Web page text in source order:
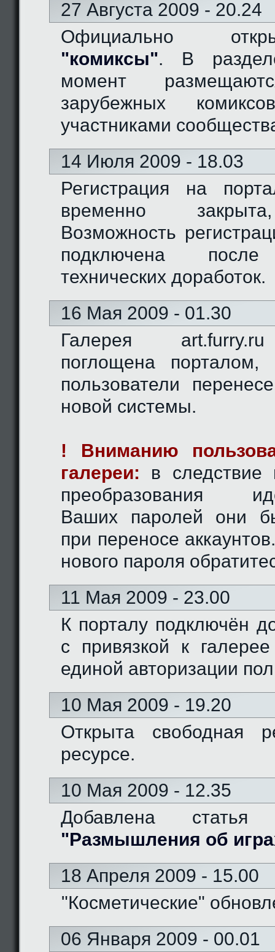
27 Августа 2009 - 20.24
Официально
"комиксы". В
момент
зарубежных
участниками
14 Июля 2009 - 18.03
Регистрация на
временно
Возможность
подключена после
технических доработок.
16 Мая 2009 - 01.30
Галерея
поглощена
пользователи
новой системы.
! Вниманию
галереи: в следствие
преобразования
Ваших паролей они
при переносе
нового пароля
11 Мая 2009 - 23.00
К порталу подключён
с привязкой к
единой авторизации
10 Мая 2009 - 19.20
Открыта свободная
ресурсе.
10 Мая 2009 - 12.35
Добавлена
"Размышления об
18 Апреля 2009 - 15.00
"Косметические"
06 Января 2009 - 00.01